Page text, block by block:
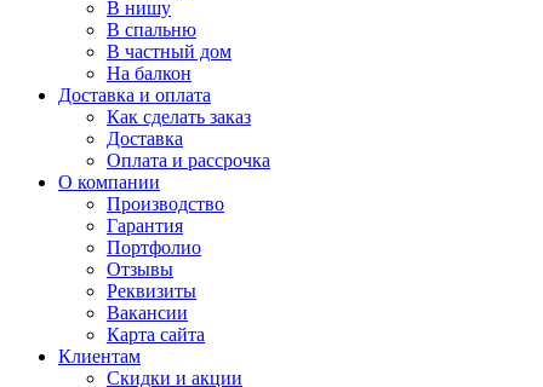
В нишу
В спальню
В частный дом
На балкон
Доставка и оплата
Как сделать заказ
Доставка
Оплата и рассрочка
О компании
Производство
Гарантия
Портфолио
Отзывы
Реквизиты
Вакансии
Карта сайта
Клиентам
Скидки и акции